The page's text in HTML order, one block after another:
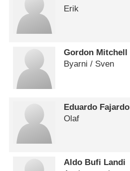
Erik
Gordon Mitchell
Byarni /​ Sven
Eduardo Fajardo
Olaf
Aldo Bufi Landi